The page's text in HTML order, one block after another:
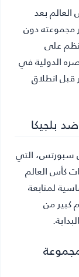
بعد
مجموعته دون
على
الدولية في
قبل انطلاق
بلجيكا
سبورتس، التي
كأس العالم
لمتابعة
كبير من